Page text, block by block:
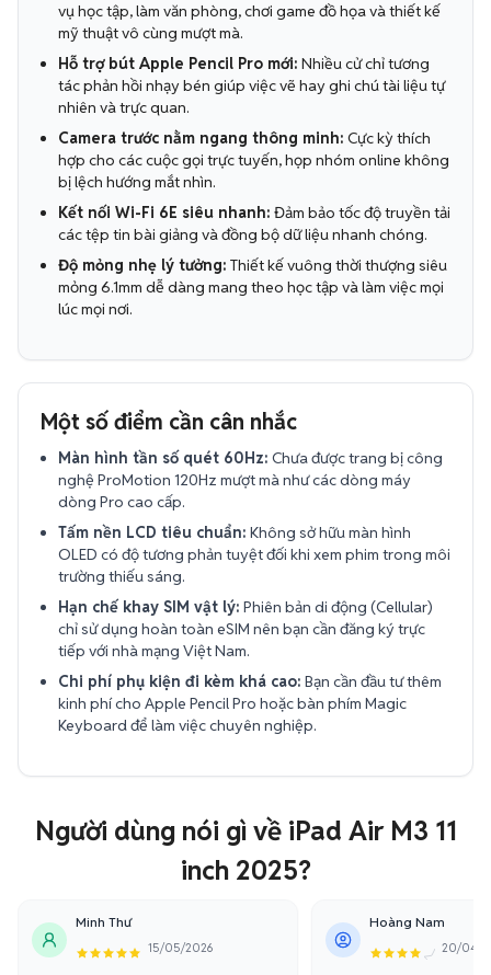
vụ học tập, làm văn phòng, chơi game đồ họa và thiết kế
mỹ thuật vô cùng mượt mà.
Hỗ trợ bút Apple Pencil Pro mới: Nhiều cử chỉ tương
tác phản hồi nhạy bén giúp việc vẽ hay ghi chú tài liệu tự
nhiên và trực quan.
Camera trước nằm ngang thông minh: Cực kỳ thích
hợp cho các cuộc gọi trực tuyến, họp nhóm online không
bị lệch hướng mắt nhìn.
Kết nối Wi-Fi 6E siêu nhanh: Đảm bảo tốc độ truyền tải
các tệp tin bài giảng và đồng bộ dữ liệu nhanh chóng.
Độ mỏng nhẹ lý tưởng: Thiết kế vuông thời thượng siêu
mỏng 6.1mm dễ dàng mang theo học tập và làm việc mọi
lúc mọi nơi.
Một số điểm cần cân nhắc
Màn hình tần số quét 60Hz: Chưa được trang bị công
nghệ ProMotion 120Hz mượt mà như các dòng máy
dòng Pro cao cấp.
Tấm nền LCD tiêu chuẩn: Không sở hữu màn hình
OLED có độ tương phản tuyệt đối khi xem phim trong môi
trường thiếu sáng.
Hạn chế khay SIM vật lý: Phiên bản di động (Cellular)
chỉ sử dụng hoàn toàn eSIM nên bạn cần đăng ký trực
tiếp với nhà mạng Việt Nam.
Chi phí phụ kiện đi kèm khá cao: Bạn cần đầu tư thêm
kinh phí cho Apple Pencil Pro hoặc bàn phím Magic
Keyboard để làm việc chuyên nghiệp.
Người dùng nói gì về iPad Air M3 11
inch 2025?
Minh Thư
15/05/2026
Hoàng Nam
20/04/